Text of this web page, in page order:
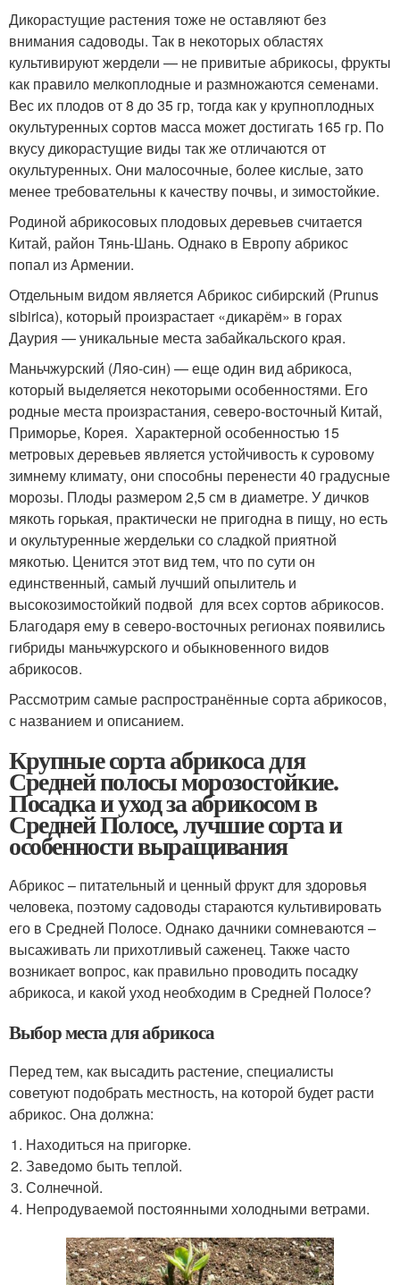
Дикорастущие растения тоже не оставляют без
внимания садоводы. Так в некоторых областях
культивируют жердели — не привитые абрикосы, фрукты
как правило мелкоплодные и размножаются семенами.
Вес их плодов от 8 до 35 гр, тогда как у крупноплодных
окультуренных сортов масса может достигать 165 гр. По
вкусу дикорастущие виды так же отличаются от
окультуренных. Они малосочные, более кислые, зато
менее требовательны к качеству почвы, и зимостойкие.
Родиной абрикосовых плодовых деревьев считается
Китай, район Тянь-Шань. Однако в Европу абрикос
попал из Армении.
Отдельным видом является Абрикос сибирский (Prunus
sibirica), который произрастает «дикарём» в горах
Даурия — уникальные места забайкальского края.
Маньчжурский (Ляо-син) — еще один вид абрикоса,
который выделяется некоторыми особенностями. Его
родные места произрастания, северо-восточный Китай,
Приморье, Корея. Характерной особенностью 15
метровых деревьев является устойчивость к суровому
зимнему климату, они способны перенести 40 градусные
морозы. Плоды размером 2,5 см в диаметре. У дичков
мякоть горькая, практически не пригодна в пищу, но есть
и окультуренные жердельки со сладкой приятной
мякотью. Ценится этот вид тем, что по сути он
единственный, самый лучший опылитель и
высокозимостойкий подвой для всех сортов абрикосов.
Благодаря ему в северо-восточных регионах появились
гибриды маньчжурского и обыкновенного видов
абрикосов.
Рассмотрим самые распространённые сорта абрикосов,
с названием и описанием.
Крупные сорта абрикоса для
Средней полосы морозостойкие.
Посадка и уход за абрикосом в
Средней Полосе, лучшие сорта и
особенности выращивания
Абрикос – питательный и ценный фрукт для здоровья
человека, поэтому садоводы стараются культивировать
его в Средней Полосе. Однако дачники сомневаются –
высаживать ли прихотливый саженец. Также часто
возникает вопрос, как правильно проводить посадку
абрикоса, и какой уход необходим в Средней Полосе?
Выбор места для абрикоса
Перед тем, как высадить растение, специалисты
советуют подобрать местность, на которой будет расти
абрикос. Она должна:
Находиться на пригорке.
Заведомо быть теплой.
Солнечной.
Непродуваемой постоянными холодными ветрами.